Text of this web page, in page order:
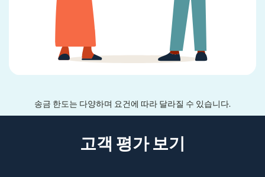
송금 한도는 다양하며 요건에 따라 달라질 수 있습니다.
고객 평가 보기